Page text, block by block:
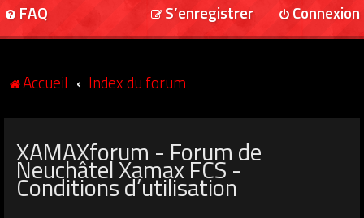
FAQ Connexion
S’enregistrer
Accueil Index du forum
XAMAXforum - Forum de
Neuchâtel Xamax FCS -
Conditions d’utilisation